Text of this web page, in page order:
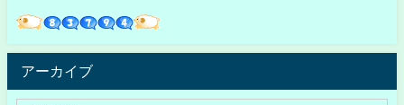
アーカイブ